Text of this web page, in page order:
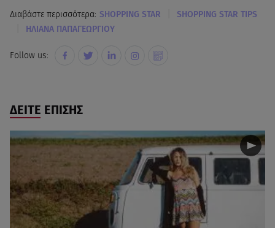
Διαβάστε περισσότερα: SHOPPING STAR SHOPPING STAR TIPS
ΗΛΙΑΝΑ ΠΑΠΑΓΕΩΡΓΙΟΥ
Follow us:
ΔΕΙΤΕ ΕΠΙΣΗΣ